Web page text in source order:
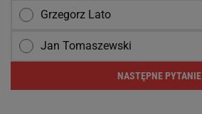
Grzegorz Lato
Jan Tomaszewski
NASTĘPNE PYTANIE